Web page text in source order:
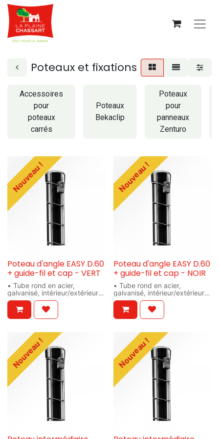
Poteaux et fixations
Accessoires
pour
poteaux
carrés
Poteaux
Bekaclip
Poteaux
pour
panneaux
Zenturo
Nouveau !
Poteau d'angle EASY D.60
+ guide-fil et cap - VERT
• Tube rond en acier,
galvanisé, intérieur/extérieur
(275 à 360 gr/m²) et
thermolaqué (+/- 80µ)
• Poteau intermédiaire:
• Jambe de Force:
Ø38/1,5mm
• Lisse tubulaire: Ø42/1,5mm
Nouveau !
Poteau d'angle EASY D.60
+ guide-fil et cap - NOIR
• Tube rond en acier,
galvanisé, intérieur/extérieur
(275 à 360 gr/m²) et
thermolaqué (+/- 80µ)
• Poteau intermédiaire:
• Jambe de Force:
Ø38/1,5mm
• Lisse tubulaire: Ø42/1,5mm
Nouveau ! Nouveau !